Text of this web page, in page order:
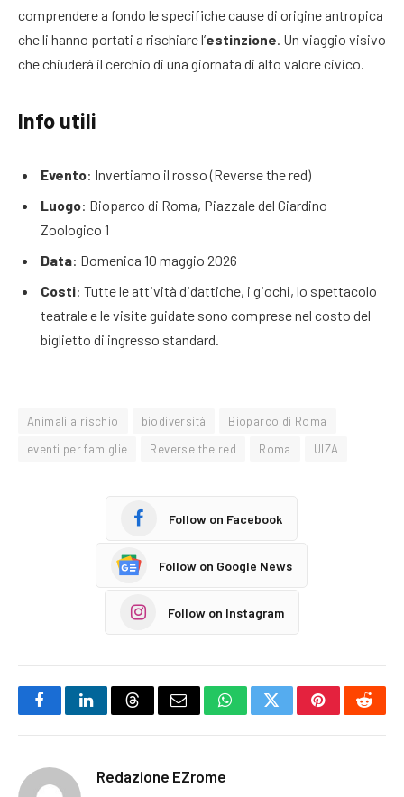
comprendere a fondo le specifiche cause di origine antropica
che li hanno portati a rischiare l’estinzione . Un viaggio visivo
che chiuderà il cerchio di una giornata di alto valore civico.
Info utili
Evento: Invertiamo il rosso (Reverse the red)
Luogo: Bioparco di Roma, Piazzale del Giardino
Zoologico 1
Data: Domenica 10 maggio 2026
Costi: Tutte le attività didattiche, i giochi, lo spettacolo
teatrale e le visite guidate sono comprese nel costo del
biglietto di ingresso standard.
Animali a rischio biodiversità
Bioparco di Roma
eventi per famiglie
Reverse the red Roma UIZA
Follow on Facebook
Follow on Google News
Follow on Instagram
FacebookLinkedInThreadsEmail WhatsAppTwitterPinterest
Redazione EZrome